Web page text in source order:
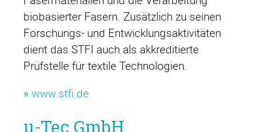
biobasierter Fasern. Zusätzlich zu seinen
Forschungs- und Entwicklungsaktivitäten
dient das STFI auch als akkreditierte
Prüfstelle für textile Technologien.
» www.stfi.de
µ-Tec GmbH